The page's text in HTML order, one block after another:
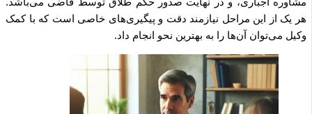
هر یک از این مراحل نیازمند دقت و پیگیری‌های خاصی است که با کمک
وکیل می‌توان آن‌ها را به بهترین نحو انجام داد.